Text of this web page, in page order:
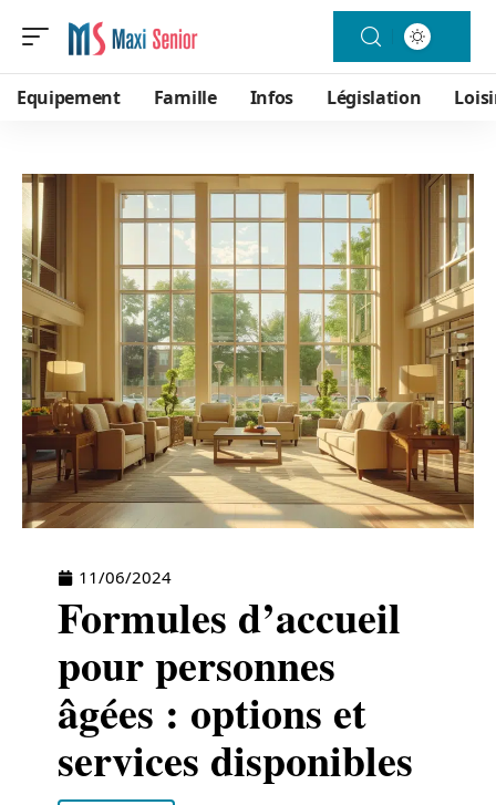
Equipement Famille Infos Législation
11/06/2024
Formules d’accueil
pour personnes
âgées : options et
services disponibles